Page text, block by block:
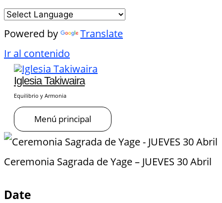
Powered by
Translate
Ir al contenido
Iglesia Takiwaira
Equilibrio y Armonia
Menú principal
Ceremonia Sagrada de Yage – JUEVES 30 Abril
Date